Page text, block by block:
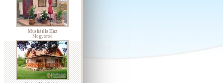
Muskátlis Ház
Mogyoród